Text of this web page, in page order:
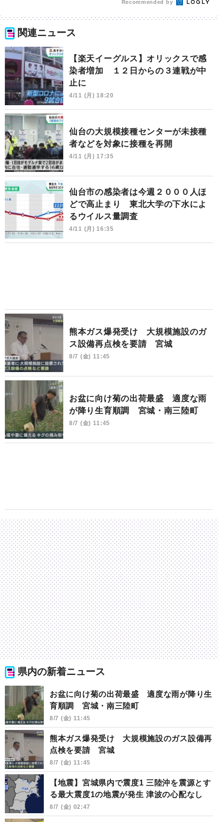
Recommended by
関連ニュース
【楽天イーグルス】オリックスで感
染者増加 １２日からの３連戦が中
止に
4/11 (月) 18:20
仙台の大規模接種センターが未接種
者などを対象に接種を再開
4/11 (月) 17:35
仙台市の感染者は今週２０００人ほ
どで高止まり 東北大学の下水によ
るウイルス量調査
4/11 (月) 16:35
熊本ガス爆発受け 大規模施設のガ
ス設備再点検を要請 宮城
8/7 (金) 11:45
お盆に向け菊の出荷最盛 適度な雨
が降り生育順調 宮城・南三陸町
8/7 (金) 11:45
県内の新着ニュース
お盆に向け菊の出荷最盛 適度な雨が降り生
育順調 宮城・南三陸町
8/7 (金) 11:45
熊本ガス爆発受け 大規模施設のガス設備再
点検を要請 宮城
8/7 (金) 11:45
【地震】宮城県内で震度1 三陸沖を震源とす
る最大震度1の地震が発生 津波の心配なし
8/7 (金) 02:47